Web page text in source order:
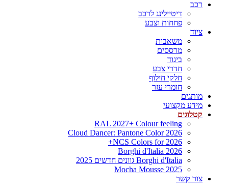
רכב
דיטיילינג לרכב
פחחות וצבע
ציוד
משאבות
מרססים
ביגוד
חדרי צבע
חלקי חילוף
חומרי עזר
מותגים
מידע מקצועי
קטלוגים
RAL 2027+ Colour feeling
Cloud Dancer: Pantone Color 2026
NCS Colors for 2026+
Borghi d'Italia 2026
Borghi d'Italia גוונים חדשים 2025
Mocha Mousse 2025
צור קשר